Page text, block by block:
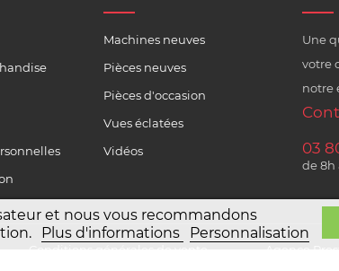
et nous vous recommandons
Plus d'informations Personnalisation
Machines neuves
Pièces neuves
Pièces d'occasion
Vues éclatées
Vidéos
Une
votre
notre
03
de 8h